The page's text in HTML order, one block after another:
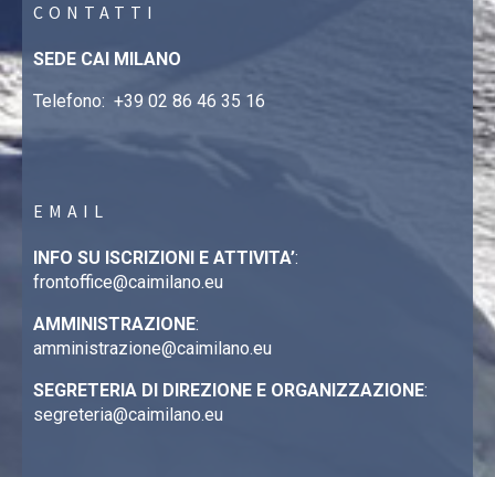
CONTATTI
SEDE CAI MILANO
Telefono: +39 02 86 46 35 16
EMAIL
INFO SU ISCRIZIONI E ATTIVITA’:
frontoffice@caimilano.eu
AMMINISTRAZIONE:
amministrazione@caimilano.eu
SEGRETERIA DI DIREZIONE E ORGANIZZAZIONE:
segreteria@caimilano.eu